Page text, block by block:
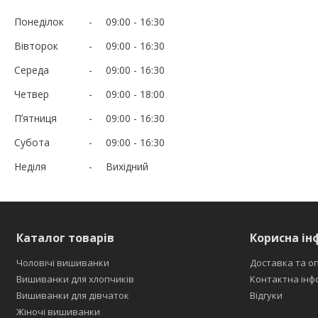
Понеділок 09:00
16:30
Вівторок
09:00
16:30
Середа
09:00
16:30
Четвер
09:00
18:00
Пʼятниця
09:00
16:30
Субота
09:00
16:30
Неділя
Вихідний
Каталог товарів
Чоловічі вишиванки
Вишиванки для хлопчиків
Вишиванки для дівчаток
Жіночі вишиванки
Корисна
Доставка та
Контактна
Відгуки